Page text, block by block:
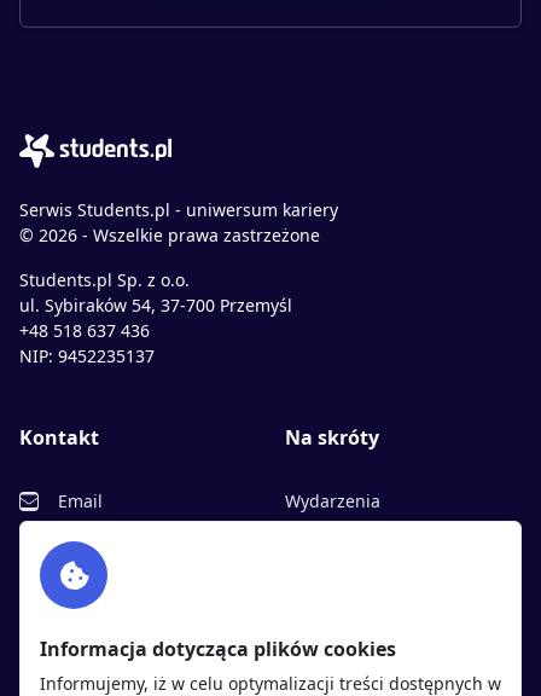
Serwis Students.pl - uniwersum kariery
© 2026 - Wszelkie prawa zastrzeżone
Students.pl Sp. z o.o.
ul. Sybiraków 54, 37-700 Przemyśl
+48 518 637 436
NIP: 9452235137
Kontakt
Email
Facebook
Twitter
Na skróty
Wydarzenia
Polityka cookies
Polityka prywatności
Informacja dotycząca plików cookies
Informujemy, iż w celu optymalizacji treści dostępnych w